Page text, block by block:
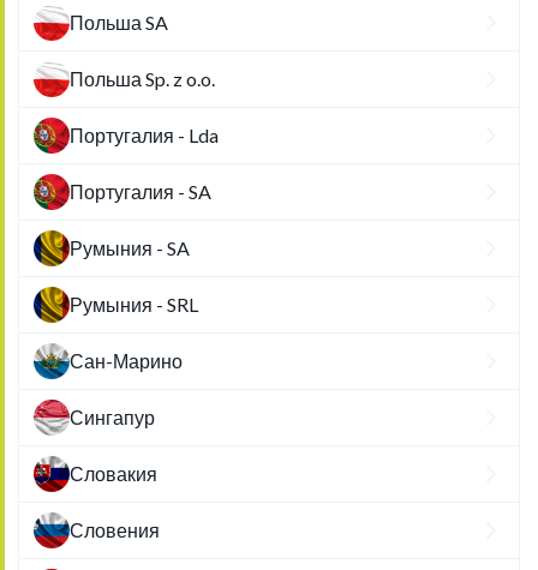
Польша SA
Польша Sp. z o.o.
Португалия - Lda
Португалия - SA
Румыния - SA
Румыния - SRL
Сан-Марино
Сингапур
Словакия
Словения